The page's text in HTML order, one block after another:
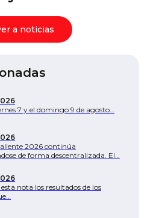
a noticias
7 y el domingo 9 de agosto…
2026 continúa
de forma descentralizada. El…
nota los resultados de los